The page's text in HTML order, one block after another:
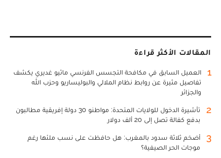
المقالات الأكثر قراءة
1
العميل السابق في مكافحة التجسس الفرنسي ماثيو غديري يكشف
تفاصيل مثيرة عن روابط نظام الملالي والبوليساريو وحزب الله
والجزائر
2
تأشيرة الدخول للولايات المتحدة: مواطنو 30 دولة إفريقية مطالبون
بدفع كفالة تصل إلى 20 ألف دولار
3
أضخم ثلاثة سدود بالمغرب: هل حافظت على نسب ملئها رغم
موجات الحر الصيفية؟